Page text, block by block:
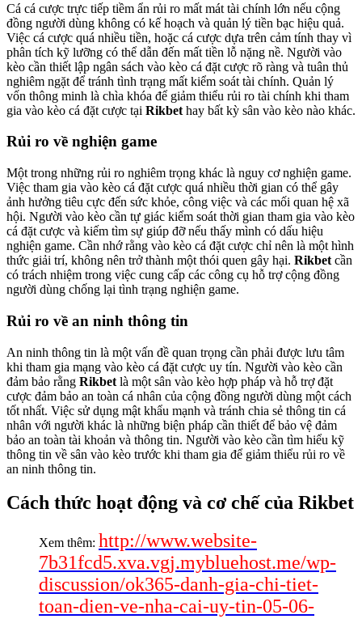
Cá cá cược trực tiếp tiềm ẩn rủi ro mất mát tài chính lớn nếu cộng
đồng người dùng không có kế hoạch và quản lý tiền bạc hiệu quả.
Việc cá cược quá nhiều tiền, hoặc cá cược dựa trên cảm tính thay vì
phân tích kỹ lưỡng có thể dẫn đến mất tiền lỗ nặng nề. Người vào
kèo cần thiết lập ngân sách vào kèo cá đặt cược rõ ràng và tuân thủ
nghiêm ngặt để tránh tình trạng mất kiểm soát tài chính. Quản lý
vốn thông minh là chìa khóa để giảm thiểu rủi ro tài chính khi tham
gia vào kèo cá đặt cược tại Rikbet hay bất kỳ sân vào kèo nào khác.
Rủi ro về nghiện game
Một trong những rủi ro nghiêm trọng khác là nguy cơ nghiện game.
Việc tham gia vào kèo cá đặt cược quá nhiều thời gian có thể gây
ảnh hưởng tiêu cực đến sức khỏe, công việc và các mối quan hệ xã
hội. Người vào kèo cần tự giác kiểm soát thời gian tham gia vào kèo
cá đặt cược và kiếm tìm sự giúp đỡ nếu thấy mình có dấu hiệu
nghiện game. Cần nhớ rằng vào kèo cá đặt cược chỉ nên là một hình
thức giải trí, không nên trở thành một thói quen gây hại. Rikbet cần
có trách nhiệm trong việc cung cấp các công cụ hỗ trợ cộng đồng
người dùng chống lại tình trạng nghiện game.
Rủi ro về an ninh thông tin
An ninh thông tin là một vấn đề quan trọng cần phải được lưu tâm
khi tham gia mạng vào kèo cá đặt cược uy tín. Người vào kèo cần
đảm bảo rằng Rikbet là một sân vào kèo hợp pháp và hỗ trợ đặt
cược đảm bảo an toàn cá nhân của cộng đồng người dùng một cách
tốt nhất. Việc sử dụng mật khẩu mạnh và tránh chia sẻ thông tin cá
nhân với người khác là những biện pháp cần thiết để bảo vệ đảm
bảo an toàn tài khoản và thông tin. Người vào kèo cần tìm hiểu kỹ
thông tin về sân vào kèo trước khi tham gia để giảm thiểu rủi ro về
an ninh thông tin.
Cách thức hoạt động và cơ chế của Rikbet
Xem thêm: http://www.website-
7b31fcd5.xva.vgj.mybluehost.me/wp-
discussion/ok365-danh-gia-chi-tiet-
toan-dien-ve-nha-cai-uy-tin-05-06-